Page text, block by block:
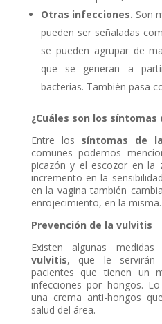
Otras infecciones. Son
pueden ser señaladas
se pueden agrupar de
que se generan a
bacterias. También pasa
¿Cuáles son los síntomas
Entre los síntomas de
comunes podemos
picazón y el escozor en la
incremento en la
en la vagina también
enrojecimiento, en la misma.
Prevención de la vulvitis
Existen algunas
vulvitis, que le servirán
pacientes que tienen un
infecciones por hongos.
una crema anti-hongos
salud del área.